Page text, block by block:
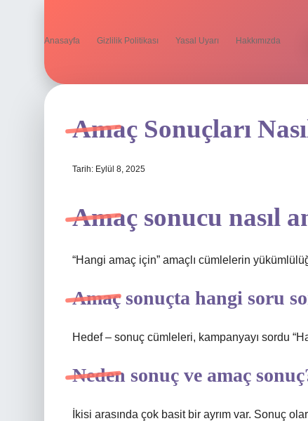
Anasayfa Gizlilik Politikası Yasal Uyarı Hakkımızda
Amaç Sonuçları
Tarih: Eylül 8, 2025
Amaç sonucu nasıl
“Hangi amaç için” amaçlı cümlelerin
Amaç sonuçta hangi soru
Hedef – sonuç cümleleri, kampanyayı sordu
Neden sonuç ve amaç
İkisi arasında çok basit bir ayrım var. Sonuç